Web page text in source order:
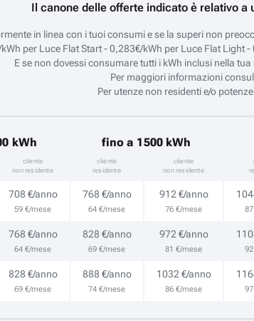
Il canone delle offerte indicato è relativo a
in linea con i tuoi consumi e se la superi non
per Luce Flat Start - 0,283€/kWh per Luce Flat Light
E se non dovessi consumare tutti i kWh inclusi nella
Per maggiori informazioni
Per utenze non residenti e/o
kWh fino a 1500 kWh
cliente
non residente
cliente
residente
cliente
non residente
708 €/anno
59 €/mese
768 €/anno
64 €/mese
912 €/anno
76 €/mese
768 €/anno
64 €/mese
828 €/anno
69 €/mese
972 €/anno
81 €/mese
828 €/anno
69 €/mese
888 €/anno
74 €/mese
1032 €/anno
86 €/mese